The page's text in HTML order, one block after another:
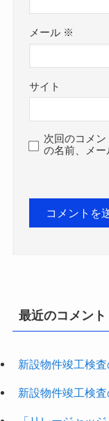
メール ※
サイト
次回のコメ
の名前、メー
最近のコメント
新設物件竣工検
新設物件竣工検